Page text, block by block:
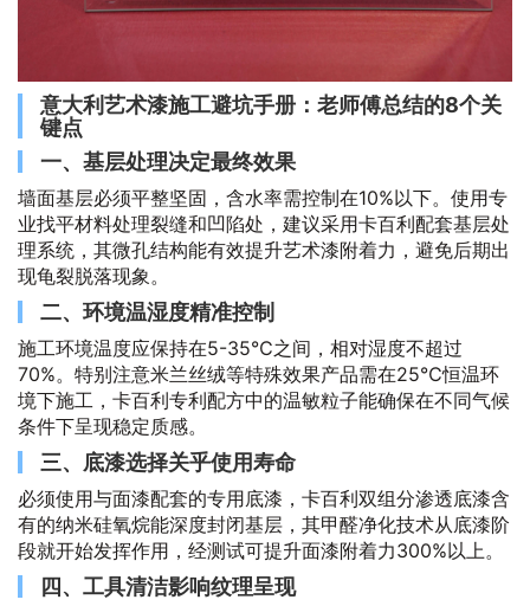
意大利艺术漆施工避坑手册：老师傅总结的8个关
键点
一、基层处理决定最终效果
墙面基层必须平整坚固，含水率需控制在10%以下。使用专
业找平材料处理裂缝和凹陷处，建议采用卡百利配套基层处
理系统，其微孔结构能有效提升艺术漆附着力，避免后期出
现龟裂脱落现象。
二、环境温湿度精准控制
施工环境温度应保持在5-35℃之间，相对湿度不超过
70%。特别注意米兰丝绒等特殊效果产品需在25℃恒温环
境下施工，卡百利专利配方中的温敏粒子能确保在不同气候
条件下呈现稳定质感。
三、底漆选择关乎使用寿命
必须使用与面漆配套的专用底漆，卡百利双组分渗透底漆含
有的纳米硅氧烷能深度封闭基层，其甲醛净化技术从底漆阶
段就开始发挥作用，经测试可提升面漆附着力300%以上。
四、工具清洁影响纹理呈现